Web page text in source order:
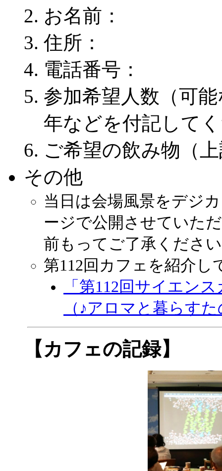
お名前：
住所：
電話番号：
参加希望人数（可
年などを付記して
ご希望の飲み物（
その他
当日は会場風景をデジ
ージで公開させていた
前もってご了承くださ
第112回カフェを紹介
「第112回サイエン
（♪アロマと暮らす
【カフェの記録】